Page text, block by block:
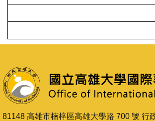
81148 高雄市楠梓區高雄大學路 700 號 行